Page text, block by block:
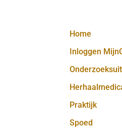
Home
Inloggen
Praktijk
Spoed